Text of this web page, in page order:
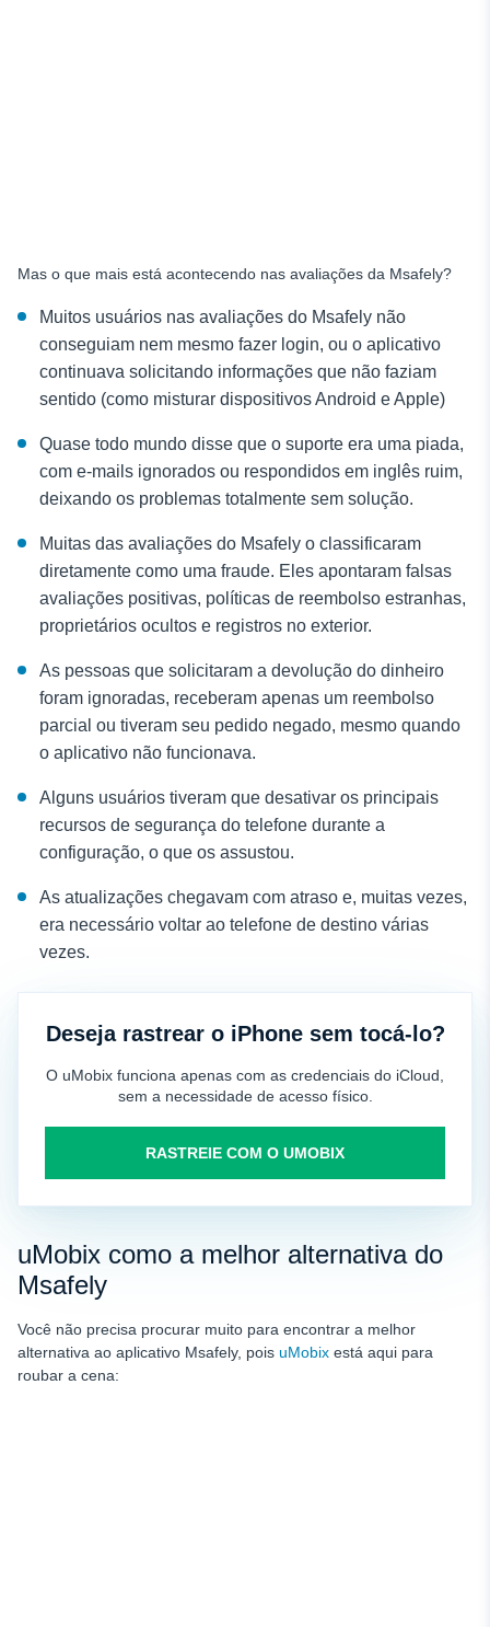
Mas o que mais está acontecendo nas avaliações da Msafely?
Muitos usuários nas avaliações do Msafely não
conseguiam nem mesmo fazer login, ou o aplicativo
continuava solicitando informações que não faziam
sentido (como misturar dispositivos Android e Apple)
Quase todo mundo disse que o suporte era uma piada,
com e-mails ignorados ou respondidos em inglês ruim,
deixando os problemas totalmente sem solução.
Muitas das avaliações do Msafely o classificaram
diretamente como uma fraude. Eles apontaram falsas
avaliações positivas, políticas de reembolso estranhas,
proprietários ocultos e registros no exterior.
As pessoas que solicitaram a devolução do dinheiro
foram ignoradas, receberam apenas um reembolso
parcial ou tiveram seu pedido negado, mesmo quando
o aplicativo não funcionava.
Alguns usuários tiveram que desativar os principais
recursos de segurança do telefone durante a
configuração, o que os assustou.
As atualizações chegavam com atraso e, muitas vezes,
era necessário voltar ao telefone de destino várias
vezes.
Deseja rastrear o iPhone sem tocá-lo?
O uMobix funciona apenas com as credenciais do iCloud,
sem a necessidade de acesso físico.
RASTREIE COM O UMOBIX
uMobix como a melhor alternativa do
Msafely
Você não precisa procurar muito para encontrar a melhor
alternativa ao aplicativo Msafely, pois uMobix está aqui para
roubar a cena: